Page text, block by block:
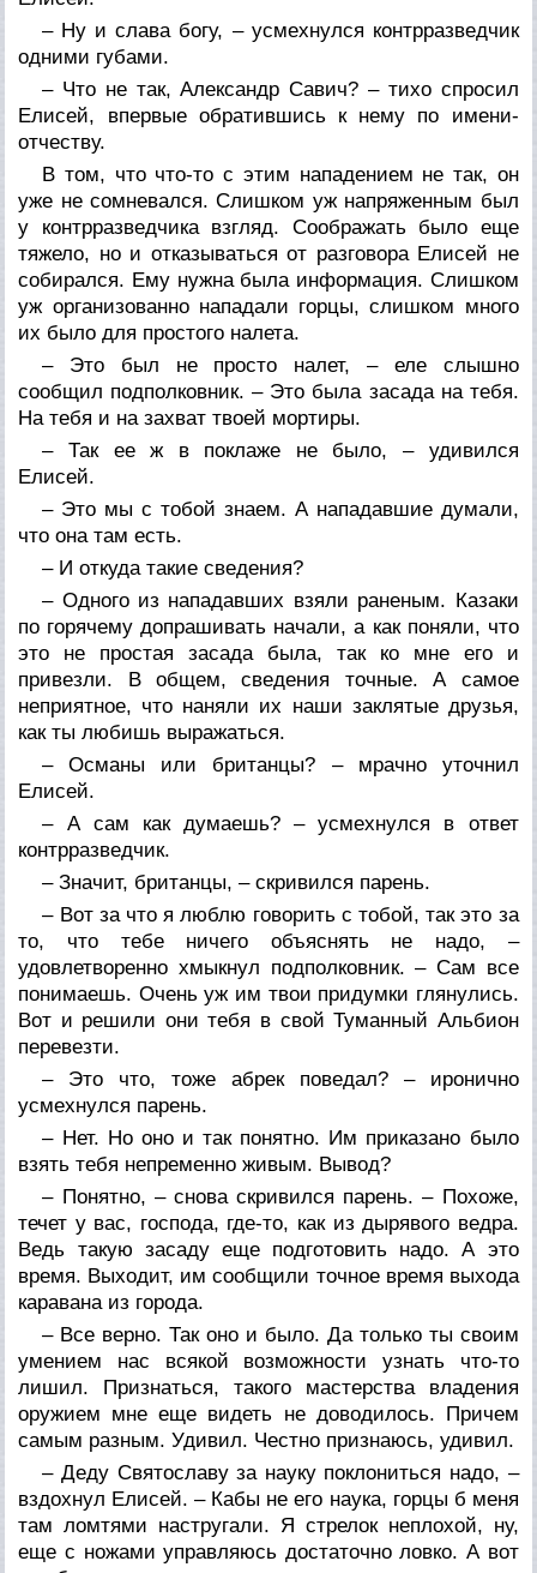
– Ну и слава богу, – усмехнулся контрразведчик
одними губами.
– Что не так, Александр Савич? – тихо спросил
Елисей, впервые обратившись к нему по имени-
отчеству.
В том, что что-то с этим нападением не так, он
уже не сомневался. Слишком уж напряженным был
у контрразведчика взгляд. Соображать было еще
тяжело, но и отказываться от разговора Елисей не
собирался. Ему нужна была информация. Слишком
уж организованно нападали горцы, слишком много
их было для простого налета.
– Это был не просто налет, – еле слышно
сообщил подполковник. – Это была засада на тебя.
На тебя и на захват твоей мортиры.
– Так ее ж в поклаже не было, – удивился
Елисей.
– Это мы с тобой знаем. А нападавшие думали,
что она там есть.
– И откуда такие сведения?
– Одного из нападавших взяли раненым. Казаки
по горячему допрашивать начали, а как поняли, что
это не простая засада была, так ко мне его и
привезли. В общем, сведения точные. А самое
неприятное, что наняли их наши заклятые друзья,
как ты любишь выражаться.
– Османы или британцы? – мрачно уточнил
Елисей.
– А сам как думаешь? – усмехнулся в ответ
контрразведчик.
– Значит, британцы, – скривился парень.
– Вот за что я люблю говорить с тобой, так это за
то, что тебе ничего объяснять не надо, –
удовлетворенно хмыкнул подполковник. – Сам все
понимаешь. Очень уж им твои придумки глянулись.
Вот и решили они тебя в свой Туманный Альбион
перевезти.
– Это что, тоже абрек поведал? – иронично
усмехнулся парень.
– Нет. Но оно и так понятно. Им приказано было
взять тебя непременно живым. Вывод?
– Понятно, – снова скривился парень. – Похоже,
течет у вас, господа, где-то, как из дырявого ведра.
Ведь такую засаду еще подготовить надо. А это
время. Выходит, им сообщили точное время выхода
каравана из города.
– Все верно. Так оно и было. Да только ты своим
умением нас всякой возможности узнать что-то
лишил. Признаться, такого мастерства владения
оружием мне еще видеть не доводилось. Причем
самым разным. Удивил. Честно признаюсь, удивил.
– Деду Святославу за науку поклониться надо, –
вздохнул Елисей. – Кабы не его наука, горцы б меня
там ломтями настругали. Я стрелок неплохой, ну,
еще с ножами управляюсь достаточно ловко. А вот